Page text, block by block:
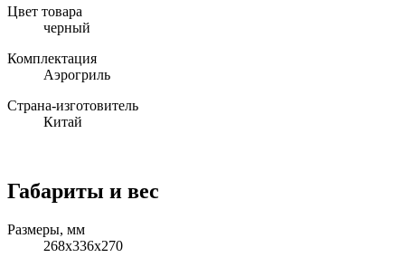
Цвет товара
черный
Комплектация
Аэрогриль
Страна-изготовитель
Китай
Габариты и вес
Размеры, мм
268х336х270